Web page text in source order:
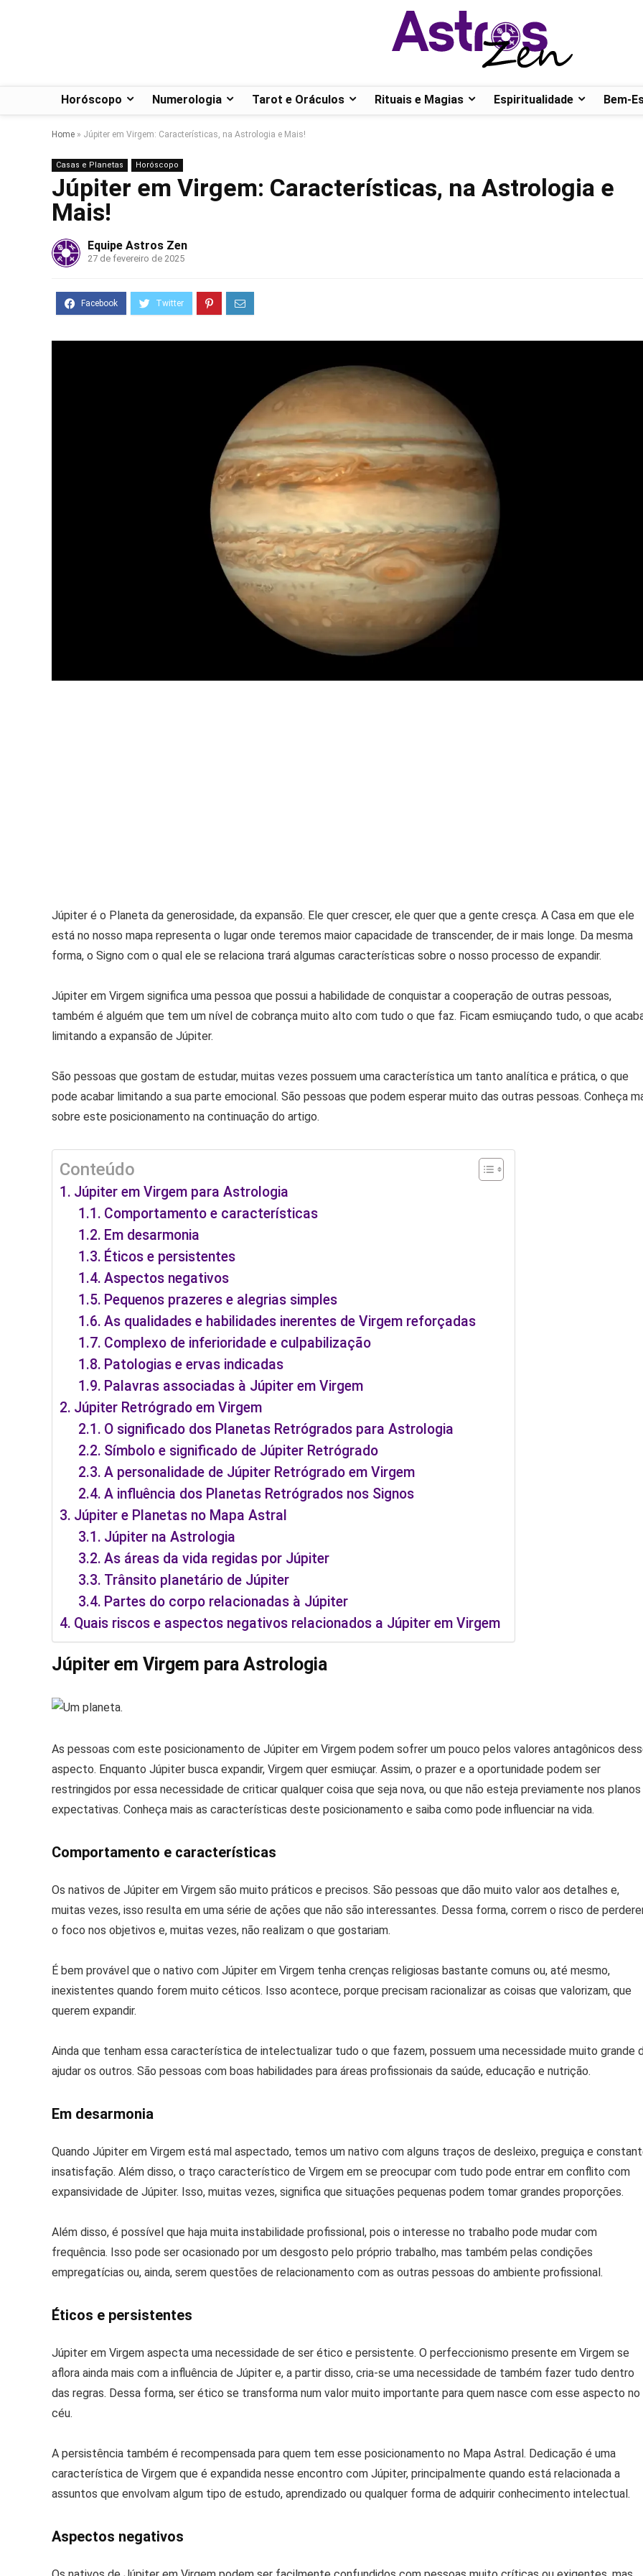
Horóscopo Numerologia Tarot e Oráculos Rituais e Magias Espiritualidade Bem-
Home » Júpiter em Virgem: Características, na Astrologia e Mais!
Casas e Planetas Horóscopo
Júpiter em Virgem: Características, na Astrologia e
Mais!
Equipe Astros Zen
27 de fevereiro de 2025
Júpiter é o Planeta da generosidade, da expansão. Ele quer crescer, ele quer que a gente cresça. A Casa em que ele
está no nosso mapa representa o lugar onde teremos maior capacidade de transcender, de ir mais longe. Da mesma
forma, o Signo com o qual ele se relaciona trará algumas características sobre o nosso processo de expandir.
Júpiter em Virgem significa uma pessoa que possui a habilidade de conquistar a cooperação de outras pessoas,
também é alguém que tem um nível de cobrança muito alto com tudo o que faz. Ficam esmiuçando tudo, o que
limitando a expansão de Júpiter.
São pessoas que gostam de estudar, muitas vezes possuem uma característica um tanto analítica e prática, o que
pode acabar limitando a sua parte emocional. São pessoas que podem esperar muito das outras pessoas. Conheça
sobre este posicionamento na continuação do artigo.
Conteúdo
Júpiter em Virgem para Astrologia
Comportamento e características
Em desarmonia
Éticos e persistentes
Aspectos negativos
Pequenos prazeres e alegrias simples
As qualidades e habilidades inerentes de Virgem reforçadas
Complexo de inferioridade e culpabilização
Patologias e ervas indicadas
Palavras associadas à Júpiter em Virgem
Júpiter Retrógrado em Virgem
O significado dos Planetas Retrógrados para Astrologia
Símbolo e significado de Júpiter Retrógrado
A personalidade de Júpiter Retrógrado em Virgem
A influência dos Planetas Retrógrados nos Signos
Júpiter e Planetas no Mapa Astral
Júpiter na Astrologia
As áreas da vida regidas por Júpiter
Trânsito planetário de Júpiter
Partes do corpo relacionadas à Júpiter
Quais riscos e aspectos negativos relacionados a Júpiter em Virgem
Júpiter em Virgem para Astrologia
As pessoas com este posicionamento de Júpiter em Virgem podem sofrer um pouco pelos valores antagônicos
aspecto. Enquanto Júpiter busca expandir, Virgem quer esmiuçar. Assim, o prazer e a oportunidade podem ser
restringidos por essa necessidade de criticar qualquer coisa que seja nova, ou que não esteja previamente nos planos
expectativas. Conheça mais as características deste posicionamento e saiba como pode influenciar na vida.
Comportamento e características
Os nativos de Júpiter em Virgem são muito práticos e precisos. São pessoas que dão muito valor aos detalhes e,
muitas vezes, isso resulta em uma série de ações que não são interessantes. Dessa forma, correm o risco de
o foco nos objetivos e, muitas vezes, não realizam o que gostariam.
É bem provável que o nativo com Júpiter em Virgem tenha crenças religiosas bastante comuns ou, até mesmo,
inexistentes quando forem muito céticos. Isso acontece, porque precisam racionalizar as coisas que valorizam, que
querem expandir.
Ainda que tenham essa característica de intelectualizar tudo o que fazem, possuem uma necessidade muito grande
ajudar os outros. São pessoas com boas habilidades para áreas profissionais da saúde, educação e nutrição.
Em desarmonia
Quando Júpiter em Virgem está mal aspectado, temos um nativo com alguns traços de desleixo, preguiça e
insatisfação. Além disso, o traço característico de Virgem em se preocupar com tudo pode entrar em conflito com
expansividade de Júpiter. Isso, muitas vezes, significa que situações pequenas podem tomar grandes proporções.
Além disso, é possível que haja muita instabilidade profissional, pois o interesse no trabalho pode mudar com
frequência. Isso pode ser ocasionado por um desgosto pelo próprio trabalho, mas também pelas condições
empregatícias ou, ainda, serem questões de relacionamento com as outras pessoas do ambiente profissional.
Éticos e persistentes
Júpiter em Virgem aspecta uma necessidade de ser ético e persistente. O perfeccionismo presente em Virgem se
aflora ainda mais com a influência de Júpiter e, a partir disso, cria-se uma necessidade de também fazer tudo dentro
das regras. Dessa forma, ser ético se transforma num valor muito importante para quem nasce com esse aspecto no
céu.
A persistência também é recompensada para quem tem esse posicionamento no Mapa Astral. Dedicação é uma
característica de Virgem que é expandida nesse encontro com Júpiter, principalmente quando está relacionada a
assuntos que envolvam algum tipo de estudo, aprendizado ou qualquer forma de adquirir conhecimento intelectual.
Aspectos negativos